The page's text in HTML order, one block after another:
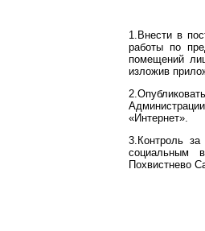
1.Внести в
работы по
помещений
изложив
«Интернет».
3.Контроль за
социальным
Похвистнево